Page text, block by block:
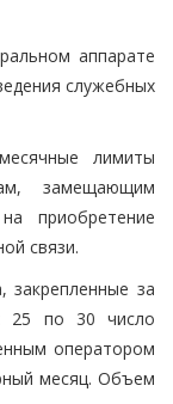
аппарате
служебных
лимиты
замещающим
приобретение
связи.
закрепленные за
25 по 30 число
оператором
месяц. Объем